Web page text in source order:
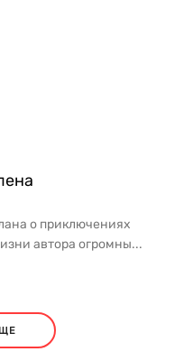
о приключениях
автора огромны...